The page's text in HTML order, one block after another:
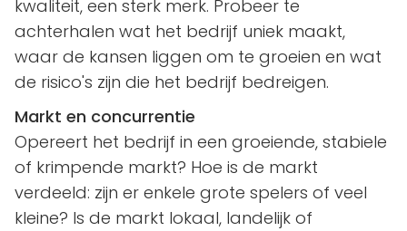
kwaliteit, een sterk merk. Probeer te
achterhalen wat het bedrijf uniek maakt,
waar de kansen liggen om te groeien en wat
de risico's zijn die het bedrijf bedreigen.
Markt en concurrentie
Opereert het bedrijf in een groeiende, stabiele
of krimpende markt? Hoe is de markt
verdeeld: zijn er enkele grote spelers of veel
kleine? Is de markt lokaal, landelijk of